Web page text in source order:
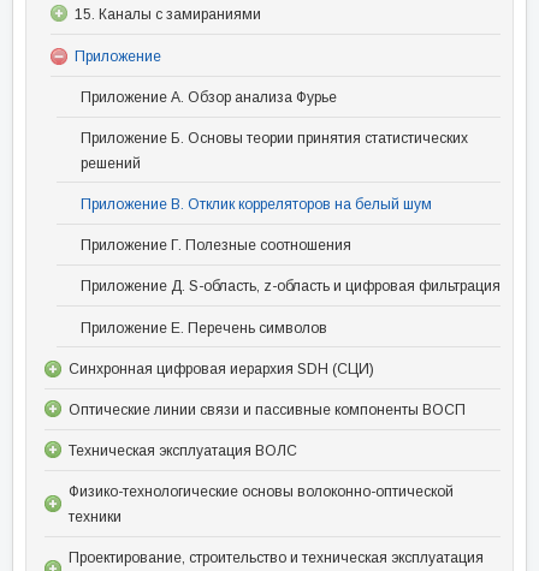
15. Каналы с замираниями
Приложение
Приложение А. Обзор анализа Фурье
Приложение Б. Основы теории принятия статистических
решений
Приложение В. Отклик корреляторов на белый шум
Приложение Г. Полезные соотношения
Приложение Д. S-область, z-область и цифровая фильтрация
Приложение Е. Перечень символов
Синхронная цифровая иерархия SDH (СЦИ)
Оптические линии связи и пассивные компоненты ВОСП
Техническая эксплуатация ВОЛС
Физико-технологические основы волоконно-оптической
техники
Проектирование, строительство и техническая эксплуатация